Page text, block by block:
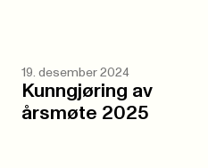
19. desember 2024
Kunngjøring av
årsmøte 2025